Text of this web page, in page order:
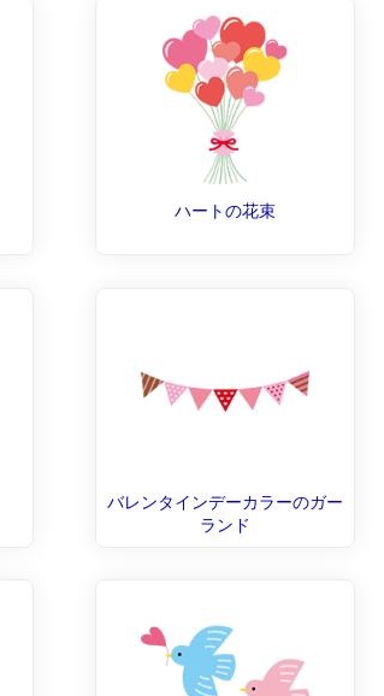
ハートの花束
バレンタインデーカラーのガー
ランド